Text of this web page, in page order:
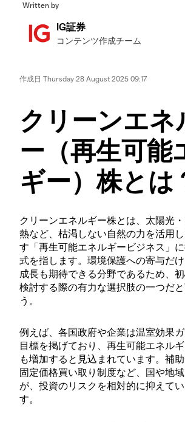
Written by
IG証券
コンテンツ作成チーム
作成日 Thursday 28 August 2025 09:17
クリーンエネ
ー（再生可能
ギー）株とは
クリーンエネルギー株とは、太陽光
熱など、枯渇しない自然の力を活用
す「再生可能エネルギービジネス」
式を指します。環境保護への寄与だ
成長も期待できる分野であるため、
検討する際の有力な選択肢の一つだ
う。
例えば、各国政府や企業は温室効果
目標を掲げており、再生可能エネル
も増加すると見込まれています。補助
固定価格買い取り制度など、国や地
が、投資のリスクを相対的に抑えて
す。